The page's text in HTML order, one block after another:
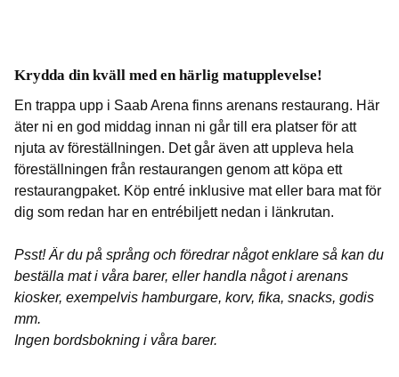
Krydda din kväll med en härlig matupplevelse!
En trappa upp i Saab Arena finns arenans restaurang. Här
äter ni en god middag innan ni går till era platser för att
njuta av föreställningen. Det går även att uppleva hela
föreställningen från restaurangen genom att köpa ett
restaurangpaket. Köp entré inklusive mat eller bara mat för
dig som redan har en entrébiljett nedan i länkrutan.
Psst! Är du på språng och föredrar något enklare så kan du
beställa mat i våra barer, eller handla något i arenans
kiosker, exempelvis hamburgare, korv, fika, snacks, godis
mm.
Ingen bordsbokning i våra barer.